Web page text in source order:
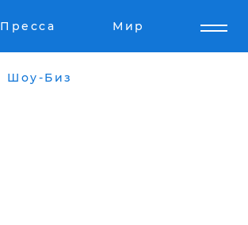
Пресса Мир
Шоу-Биз